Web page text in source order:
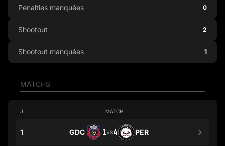
MATCHS
J MATCH
1 GDC 1VS4 PER
Penalties manquées 0
Shootout 2
Shootout manquées 1